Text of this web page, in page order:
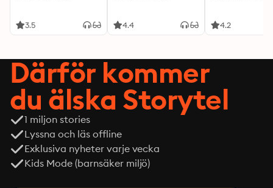
3.5 4.4 4.2
Därför kommer
du älska Storytel
1 miljon stories
Lyssna och läs offline
Exklusiva nyheter varje vecka
Kids Mode (barnsäker miljö)